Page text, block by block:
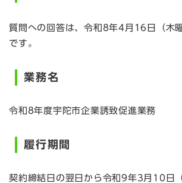
質問への回答は、令和8年4月16日（木
です。
業務名
令和8年度宇陀市企業誘致促進業務
履行期間
契約締結日の翌日から令和9年3月10日